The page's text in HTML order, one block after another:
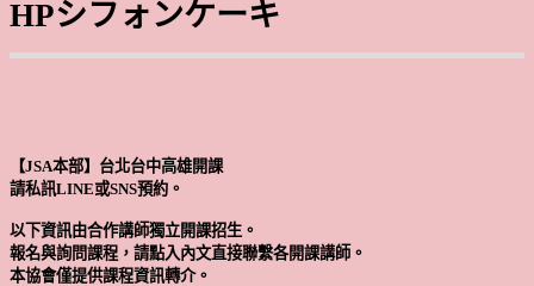
HPシフォンケーキ
【JSA本部】台北台中高雄開課
請私訊LINE或SNS預約。
以下資訊由合作講師獨立開課招生。
報名與詢問課程，請點入內文直接聯繫各開課講師。
本協會僅提供課程資訊轉介。